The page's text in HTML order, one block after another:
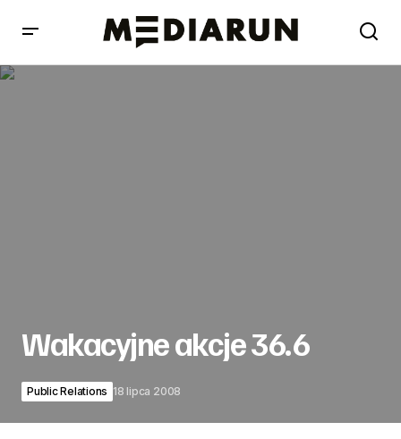
Wakacyjne akcje 36.6
Public Relations 18 lipca 2008